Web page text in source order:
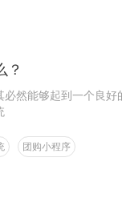
？
然能够起到一个良
团购小程序